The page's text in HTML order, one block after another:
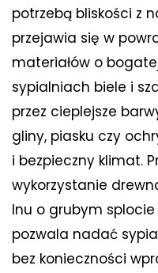
potrzebą bliskości z
przejawia się w
materiałów o
sypialniach biele i
przez cieplejsze
gliny, piasku czy
i bezpieczny klimat.
wykorzystanie
lnu o grubym
pozwala nadać
bez konieczności